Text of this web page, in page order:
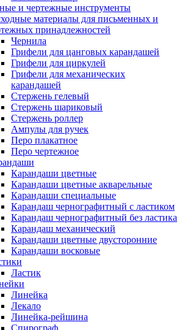
и чертежные инструменты
материалы для письменных и
принадлежностей
Чернила
Грифели для цанговых карандашей
Грифели для циркулей
Грифели для механических
карандашей
Стержень гелевый
Стержень шариковый
Стержень роллер
Ампулы для ручек
Перо плакатное
Перо чертежное
Карандаши цветные
Карандаши цветные акварельные
Карандаши специальные
Карандаш чернографитный с ластиком
Карандаш чернографитный без ластика
Карандаш механический
Карандаши цветные двусторонние
Карандаши восковые
Ластик
Линейка
Лекало
Линейка-рейшина
Спирограф